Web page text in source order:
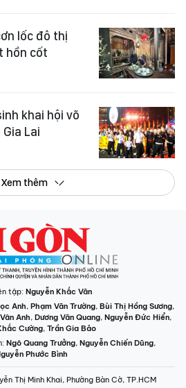
lốc đô thị
hồn cốt
khai hội võ
Lai
Xem thêm
tập: Nguyễn Khắc Văn
Anh, Phạm Văn Trường, Bùi Thị Hồng Sương,
Anh, Dương Văn Quang, Nguyễn Đức Hiển,
Cường, Trần Gia Bảo
Ngô Quang Trưởng, Nguyễn Chiến Dũng,
Phước Bình
Thị Minh Khai, Phường Bàn Cờ, TP.HCM